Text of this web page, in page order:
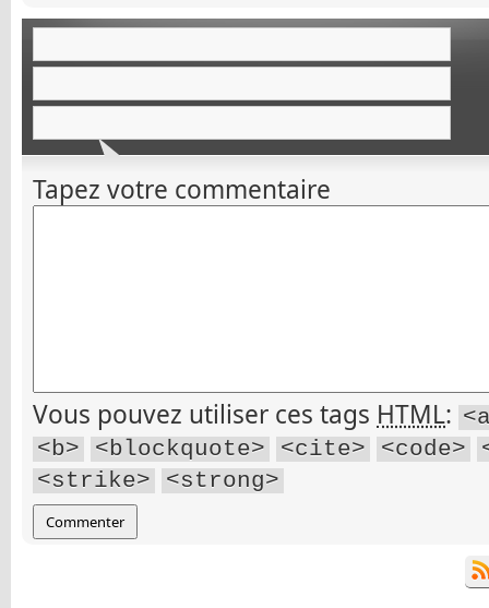
Tapez votre commentaire
Vous pouvez utiliser ces tags HTML:
<b>
<blockquote> <cite> <code>
<strike>
<strong>